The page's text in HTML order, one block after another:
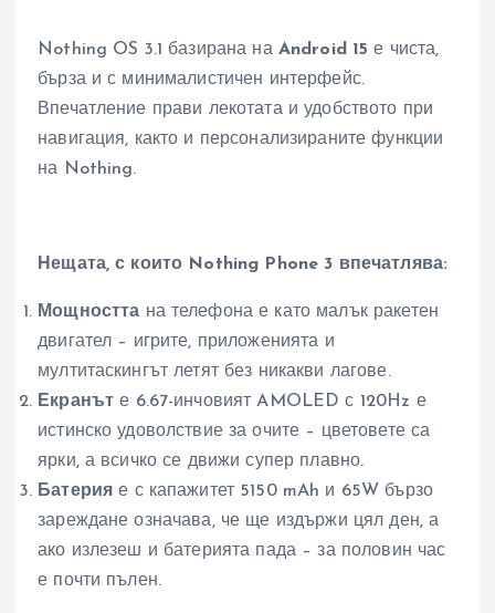
Nothing OS 3.1 базирана на Android 15 е чиста,
бърза и с минималистичен интерфейс.
Впечатление прави лекотата и удобството при
навигация, както и персонализираните функции
на Nothing.
Нещата, с които Nothing Phone 3 впечатлява:
Мощността на телефона е като малък ракетен
двигател – игрите, приложенията и
мултитаскингът летят без никакви лагове.
Екранът е 6.67-инчовият AMOLED с 120Hz е
истинско удоволствие за очите – цветовете са
ярки, а всичко се движи супер плавно.
Батерияе с капажитет 5150 mAh и 65W бързо
зареждане означава, че ще издържи цял ден, а
ако излезеш и батерията пада – за половин час
е почти пълен.